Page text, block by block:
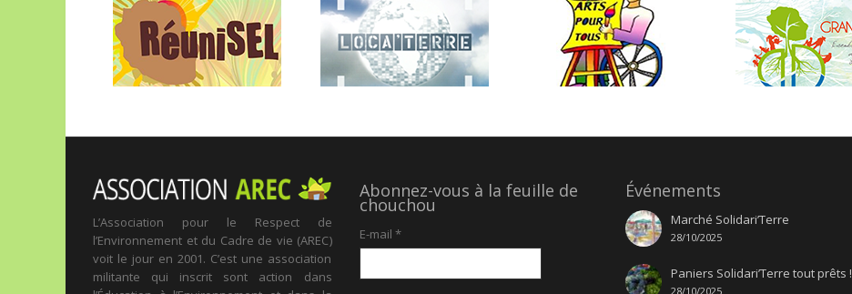
L’Association pour le Respect de
l’Environnement et du Cadre de vie (AREC)
voit le jour en 2001. C’est une association
militante qui inscrit sont action dans
Abonnez-vous à la feuille de
chouchou
E-mail *
Événements
Marché Solidari’Terre
28/10/2025
Paniers Solidari’Terre tout prêts !
28/10/2025